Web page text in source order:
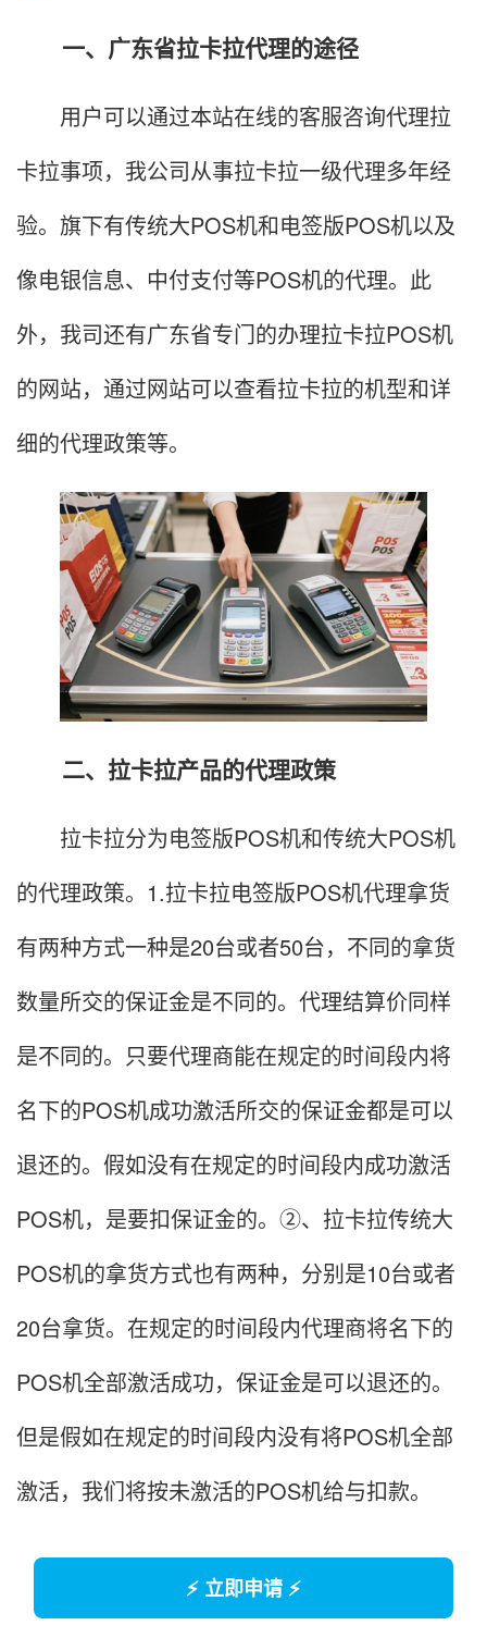
一、广东省拉卡拉代理的途径
用户可以通过本站在线的客服咨询代理拉
卡拉事项，我公司从事拉卡拉一级代理多年经
验。旗下有传统大POS机和电签版POS机以及
像电银信息、中付支付等POS机的代理。此
外，我司还有广东省专门的办理拉卡拉POS机
的网站，通过网站可以查看拉卡拉的机型和详
细的代理政策等。
二、拉卡拉产品的代理政策
拉卡拉分为电签版POS机和传统大POS机
的代理政策。1.拉卡拉电签版POS机代理拿货
有两种方式一种是20台或者50台，不同的拿货
数量所交的保证金是不同的。代理结算价同样
是不同的。只要代理商能在规定的时间段内将
名下的POS机成功激活所交的保证金都是可以
退还的。假如没有在规定的时间段内成功激活
POS机，是要扣保证金的。②、拉卡拉传统大
POS机的拿货方式也有两种，分别是10台或者
20台拿货。在规定的时间段内代理商将名下的
POS机全部激活成功，保证金是可以退还的。
但是假如在规定的时间段内没有将POS机全部
激活，我们将按未激活的POS机给与扣款。
⚡ 立即申请 ⚡